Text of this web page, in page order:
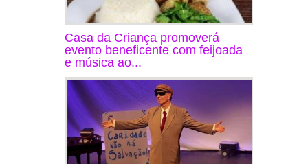
Casa da Criança promoverá
evento beneficente com feijoada
e música ao...